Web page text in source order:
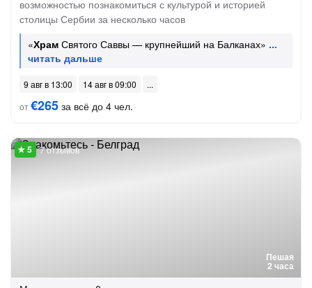
возможностью познакомиться с культурой и историей
столицы Сербии за несколько часов
«Храм Святого Саввы — крупнейший на Балканах»
9 авг в 13:00
14 авг в 09:00
от€265 за всё до 4 чел.
Пешая
2 часа
7 отзывов